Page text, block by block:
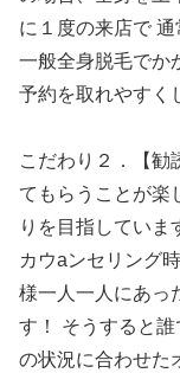
に１度の来店で 通
一般全身脱毛でか
予約を取れやすく
こだわり２．【勧
てもらうことが楽
りを目指していま
カウaンセリング
様一人一人にあっ
す！ そうすると
の状況に合わせた